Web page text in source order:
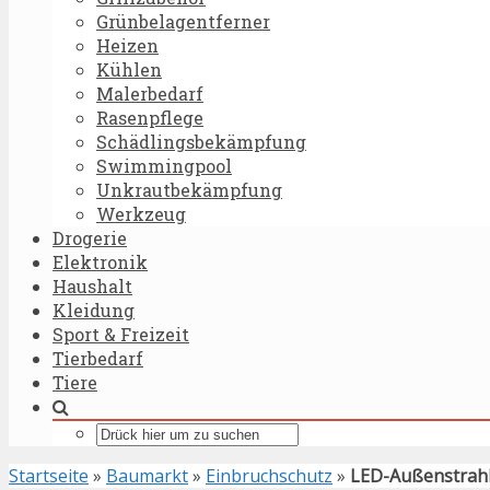
Grünbelagentferner
Heizen
Kühlen
Malerbedarf
Rasenpflege
Schädlingsbekämpfung
Swimmingpool
Unkrautbekämpfung
Werkzeug
Drogerie
Elektronik
Haushalt
Kleidung
Sport & Freizeit
Tierbedarf
Tiere
Startseite » Baumarkt» Einbruchschutz » LED-